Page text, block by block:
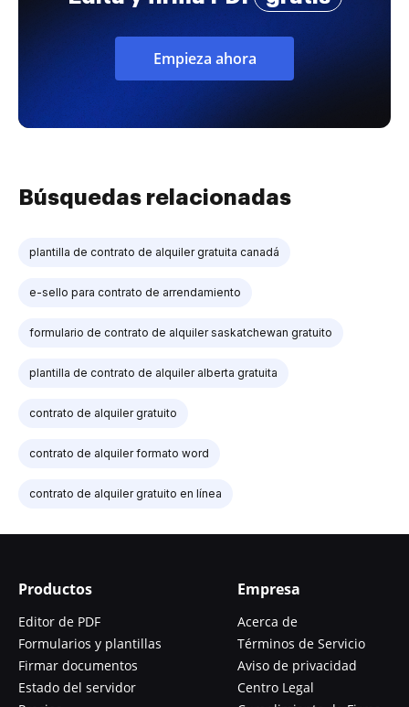
Empieza ahora
Búsquedas relacionadas
plantilla de contrato de alquiler gratuita canadá
e-sello para contrato de arrendamiento
formulario de contrato de alquiler saskatchewan gratuito
plantilla de contrato de alquiler alberta gratuita
contrato de alquiler gratuito
contrato de alquiler formato word
contrato de alquiler gratuito en línea
Productos
Editor de PDF
Formularios y plantillas
Firmar documentos
Estado del servidor
Empresa
Acerca de
Términos de Servicio
Aviso de privacidad
Centro Legal